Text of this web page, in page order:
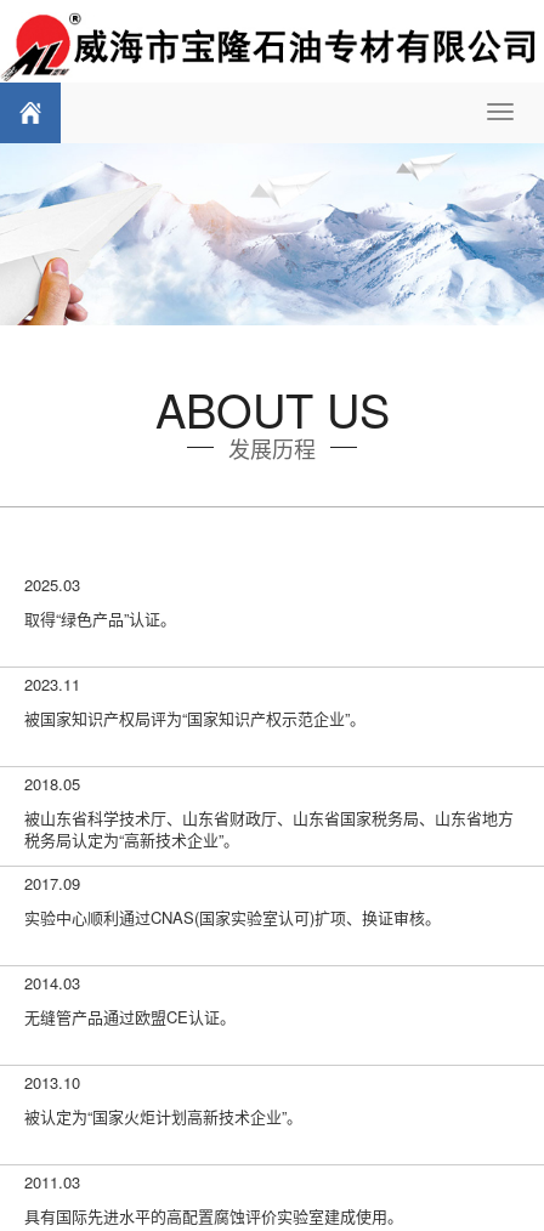
ABOUT US
发展历程
2025.03
取得“绿色产品”认证。
2023.11
被国家知识产权局评为“国家知识产权示范企业”。
2018.05
被山东省科学技术厅、山东省财政厅、山东省国家税务局、山东省地方
税务局认定为“高新技术企业”。
2017.09
实验中心顺利通过CNAS(国家实验室认可)扩项、换证审核。
2014.03
无缝管产品通过欧盟CE认证。
2013.10
被认定为“国家火炬计划高新技术企业”。
2011.03
具有国际先进水平的高配置腐蚀评价实验室建成使用。